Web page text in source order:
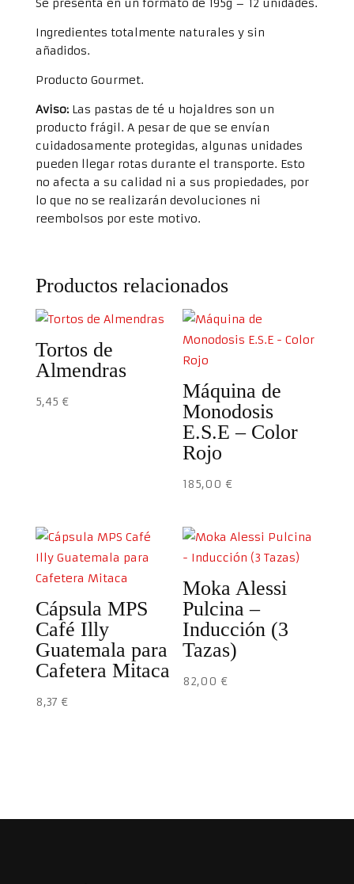
Se presenta en un formato de 195g – 12 unidades.
Ingredientes totalmente naturales y sin
añadidos.
Producto Gourmet.
Aviso:Las pastas de té u hojaldres son un
producto frágil. A pesar de que se envían
cuidadosamente protegidas, algunas unidades
pueden llegar rotas durante el transporte. Esto
no afecta a su calidad ni a sus propiedades, por
lo que no se realizarán devoluciones ni
reembolsos por este motivo.
Productos relacionados
Tortos de
Almendras
5,45 €
Máquina de
Monodosis
E.S.E – Color
Rojo
185,00€
Cápsula MPS
Café Illy
Guatemala para
Cafetera Mitaca
8,37 €
Moka Alessi
Pulcina –
Inducción (3
Tazas)
82,00€